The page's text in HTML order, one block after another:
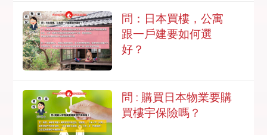
問：日本買樓，公寓
跟一戶建要如何選
好？
問 : 購買日本物業要購
買樓宇保險嗎？